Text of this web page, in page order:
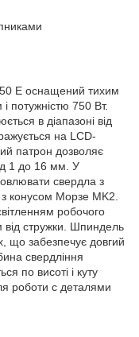
E оснащений тихим
потужністю 750 Вт.
в діапазоні від
на LCD-
патрон дозволяє
1 до 16 мм. У
свердла з
конусом Морзе MK2.
робочого
від стружки. Шпиндель
що забезпечує довгий
свердління
по висоті і куту
роботи с деталями